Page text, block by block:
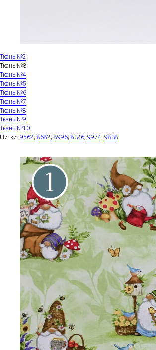
Ткань №2
Ткань №3
Ткань №4
Ткань №5
Ткань №6
Ткань №7
Ткань №8
Ткань №9
Ткань №10
Нитки: 9562; 8682; 8996; 8326; 9974; 9838